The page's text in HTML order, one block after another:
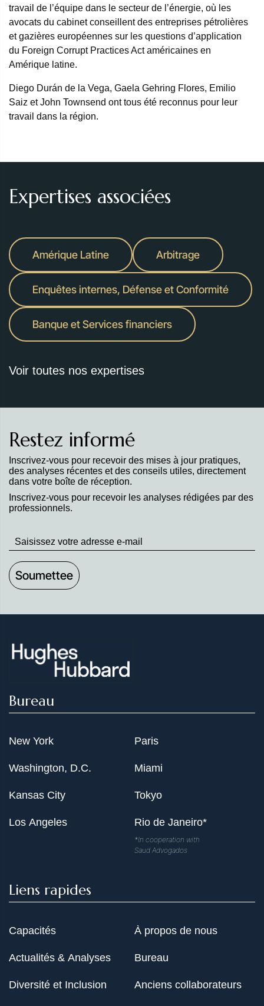
travail de l’équipe dans le secteur de l’énergie, où les
avocats du cabinet conseillent des entreprises pétrolières
et gazières européennes sur les questions d’application
du Foreign Corrupt Practices Act américaines en
Amérique latine.
Diego Durán de la Vega, Gaela Gehring Flores, Emilio
Saiz et John Townsend ont tous été reconnus pour leur
travail dans la région.
Expertises associées
Amérique Latine Arbitrage
Enquêtes internes, Défense et Conformité
Banque et Services financiers
Voir toutes nos expertises
Restez informé
Inscrivez-vous pour recevoir des mises à jour pratiques,
des analyses récentes et des conseils utiles, directement
dans votre boîte de réception.
Inscrivez-vous pour recevoir les analyses rédigées par des
professionnels.
Stay
up
to
Date
Bureau
New York
Washington, D.C.
Kansas City
Los Angeles
Paris
Miami
Tokyo
Rio de Janeiro*
*In cooperation with
Saud Advogados
Liens rapides
Capacités
Actualités & Analyses
Diversité et Inclusion
À propos de nous
Bureau
Anciens collaborateurs